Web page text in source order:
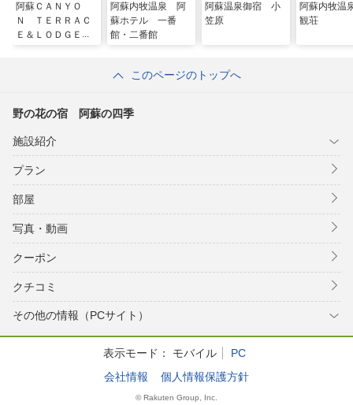
阿蘇ＣＡＮＹＯ
Ｎ ＴＥＲＲＡＣ
Ｅ＆ＬＯＤＧＥ
阿蘇内牧温泉 阿
蘇ホテル 一番
館・二番館
阿蘇温泉御宿 小
笠原
阿蘇内牧
観荘
このページのトップへ
野の花の宿 阿蘇の四季
施設紹介
プラン
部屋
写真・動画
クーポン
クチコミ
その他の情報（PCサイト）
表示モード： モバイル
PC
会社情報
個人情報保護方針
© Rakuten Group, Inc.